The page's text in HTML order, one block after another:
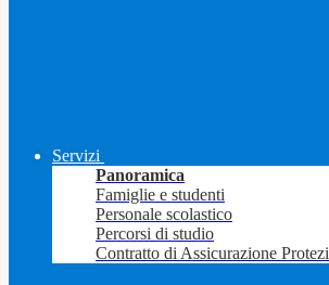
Servizi
Panoramica
Famiglie e studenti
Personale scolastico
Percorsi di studio
Contratto di Assicurazione